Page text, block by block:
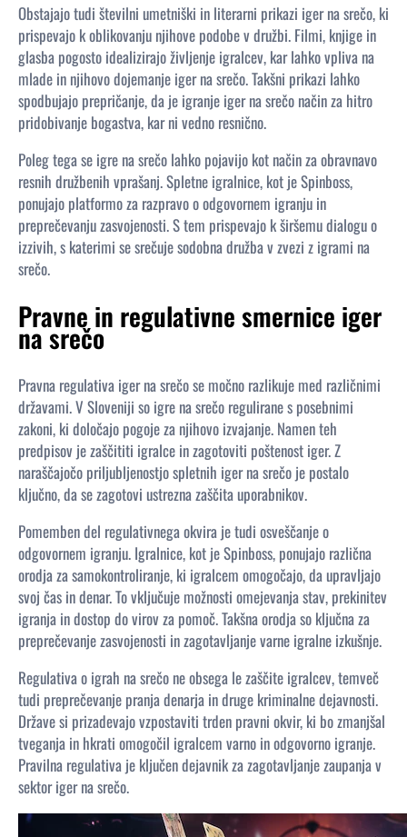
Obstajajo tudi številni umetniški in literarni prikazi iger na srečo, ki
prispevajo k oblikovanju njihove podobe v družbi. Filmi, knjige in
glasba pogosto idealizirajo življenje igralcev, kar lahko vpliva na
mlade in njihovo dojemanje iger na srečo. Takšni prikazi lahko
spodbujajo prepričanje, da je igranje iger na srečo način za hitro
pridobivanje bogastva, kar ni vedno resnično.
Poleg tega se igre na srečo lahko pojavijo kot način za obravnavo
resnih družbenih vprašanj. Spletne igralnice, kot je Spinboss,
ponujajo platformo za razpravo o odgovornem igranju in
preprečevanju zasvojenosti. S tem prispevajo k širšemu dialogu o
izzivih, s katerimi se srečuje sodobna družba v zvezi z igrami na
srečo.
Pravne in regulativne smernice iger
na srečo
Pravna regulativa iger na srečo se močno razlikuje med različnimi
državami. V Sloveniji so igre na srečo regulirane s posebnimi
zakoni, ki določajo pogoje za njihovo izvajanje. Namen teh
predpisov je zaščititi igralce in zagotoviti poštenost iger. Z
naraščajočo priljubljenostjo spletnih iger na srečo je postalo
ključno, da se zagotovi ustrezna zaščita uporabnikov.
Pomemben del regulativnega okvira je tudi osveščanje o
odgovornem igranju. Igralnice, kot je Spinboss, ponujajo različna
orodja za samokontroliranje, ki igralcem omogočajo, da upravljajo
svoj čas in denar. To vključuje možnosti omejevanja stav, prekinitev
igranja in dostop do virov za pomoč. Takšna orodja so ključna za
preprečevanje zasvojenosti in zagotavljanje varne igralne izkušnje.
Regulativa o igrah na srečo ne obsega le zaščite igralcev, temveč
tudi preprečevanje pranja denarja in druge kriminalne dejavnosti.
Države si prizadevajo vzpostaviti trden pravni okvir, ki bo zmanjšal
tveganja in hkrati omogočil igralcem varno in odgovorno igranje.
Pravilna regulativa je ključen dejavnik za zagotavljanje zaupanja v
sektor iger na srečo.